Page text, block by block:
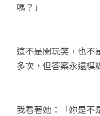
嗎？」
這不是開玩笑，也不
多次，但答案永遠模
我看著她：「妳是不